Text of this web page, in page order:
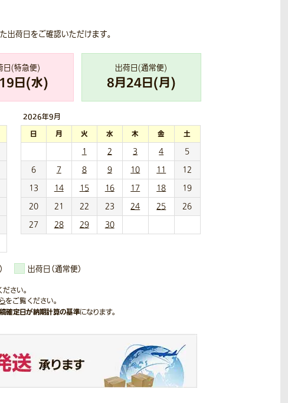
出荷日をご確認いただけます。
日(特急便)
19日(水)
出荷日(通常便)
8月24日(月)
2026年9月
日 月 火 水 木 金
土
1
2 3 4
5
6
7 8 9 10 11
12
13
14 15 16 17 18
19
20
21 22 23 24 25
26
27
28 29 30
出荷日（通常便）
さい。
をご覧ください。
確定日が納期計算の基準になります。